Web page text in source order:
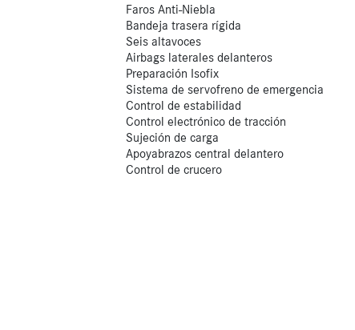
Faros Anti-Niebla
Bandeja trasera rígida
Seis altavoces
Airbags laterales delanteros
Preparación Isofix
Sistema de servofreno de emergencia
Control de estabilidad
Control electrónico de tracción
Sujeción de carga
Apoyabrazos central delantero
Control de crucero